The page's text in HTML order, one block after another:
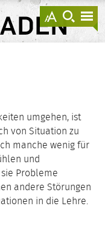
anzeigen
zur
Suche
umgehen, ist
von Situation zu
manche wenig für
und
Probleme
andere Störungen
in die Lehre.